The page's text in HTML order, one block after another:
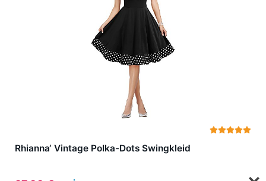
Rhianna‘ Vintage Polka-Dots Swingkleid